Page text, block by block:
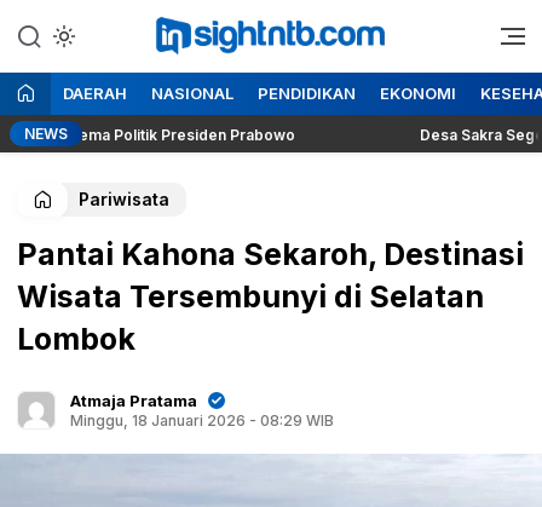
ke
konten
Insight NTB
Berita Seputar NTB
DAERAH NASIONAL PENDIDIKAN EKONOMI
NEWSPolitik Presiden Prabowo Desa Sakra Segera
Pariwisata
Pantai Kahona Sekaroh, Destinasi
Wisata Tersembunyi di Selatan
Lombok
Atmaja Pratama
Minggu, 18 Januari 2026 - 08:29 WIB